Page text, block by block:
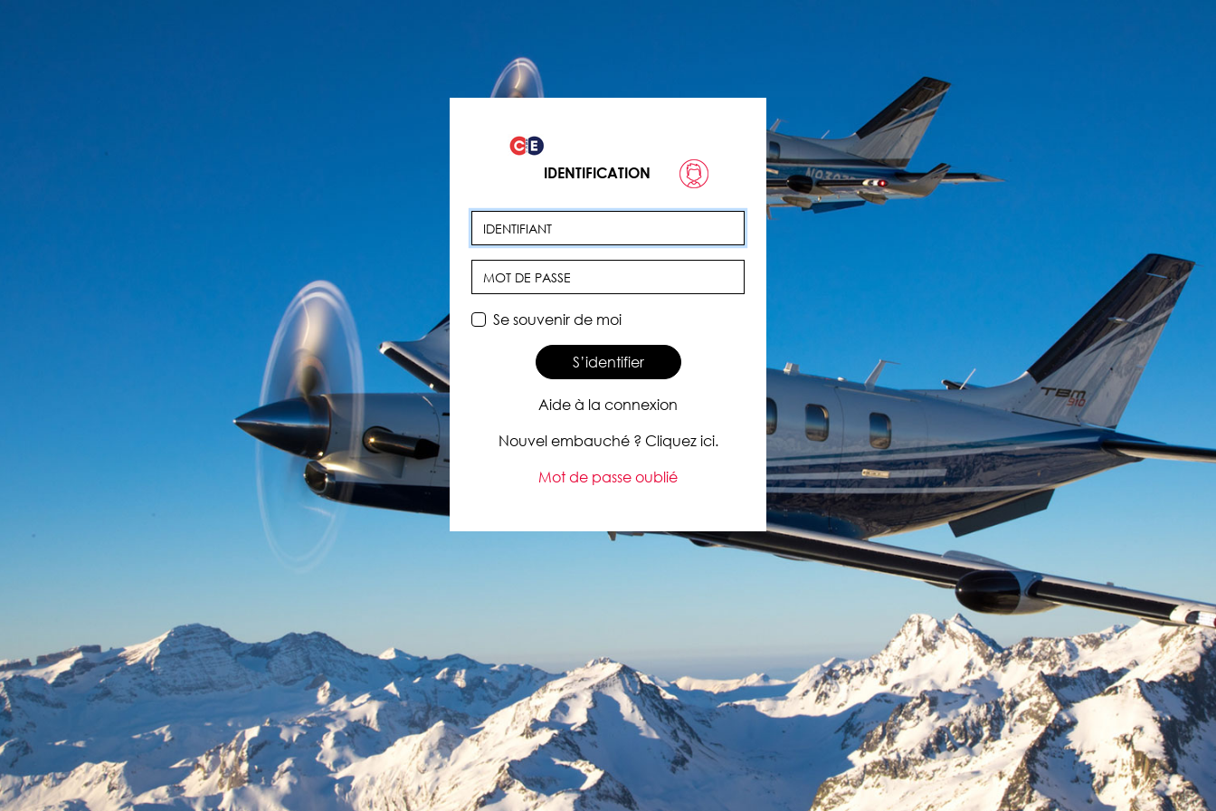
IDENTIFICATION
Identifiant
Se souvenir de moi
S’identifier
Aide à la connexion
Nouvel embauché ? Cliquez ici.
Mot de passe oublié